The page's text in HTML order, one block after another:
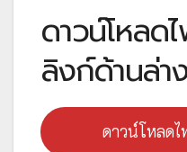
ดาวน์โหลด
ลิงก์ด้านล่า
ดาวน์โหลดไ